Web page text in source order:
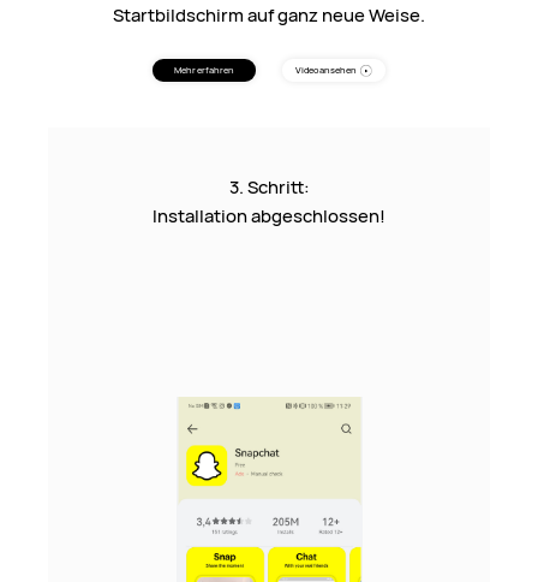
Startbildschirm auf ganz neue Weise.
Mehr erfahren Video ansehen
3. Schritt:
Installation abgeschlossen!